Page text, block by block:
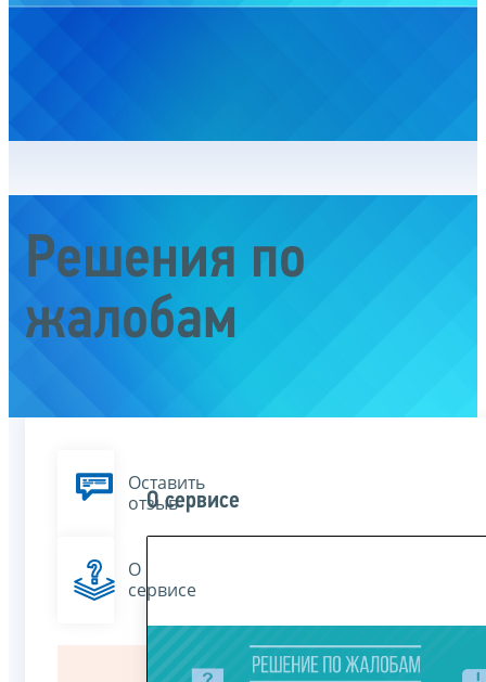
Решения по
жалобам
Оставить
отзыв
О
сервисе
О сервисе